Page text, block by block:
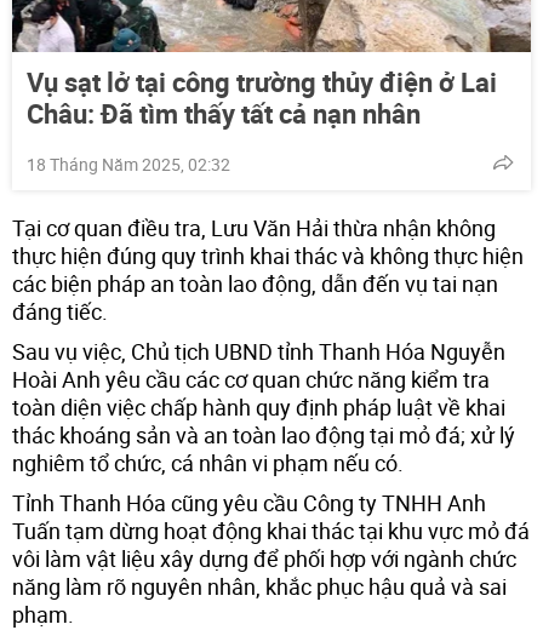
Vụ sạt lở tại công trường thủy điện ở Lai
Châu: Đã tìm thấy tất cả nạn nhân
18 Tháng Năm 2025, 02:32
Tại cơ quan điều tra, Lưu Văn Hải thừa nhận không
thực hiện đúng quy trình khai thác và không thực hiện
các biện pháp an toàn lao động, dẫn đến vụ tai nạn
đáng tiếc.
Sau vụ việc, Chủ tịch UBND tỉnh Thanh Hóa Nguyễn
Hoài Anh yêu cầu các cơ quan chức năng kiểm tra
toàn diện việc chấp hành quy định pháp luật về khai
thác khoáng sản và an toàn lao động tại mỏ đá; xử lý
nghiêm tổ chức, cá nhân vi phạm nếu có.
Tỉnh Thanh Hóa cũng yêu cầu Công ty TNHH Anh
Tuấn tạm dừng hoạt động khai thác tại khu vực mỏ đá
vôi làm vật liệu xây dựng để phối hợp với ngành chức
năng làm rõ nguyên nhân, khắc phục hậu quả và sai
phạm.